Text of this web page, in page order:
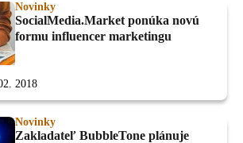
Novinky
SocialMedia.Market ponúka novú
formu influencer marketingu
2018
Novinky
Zakladateľ BubbleTone plánuje